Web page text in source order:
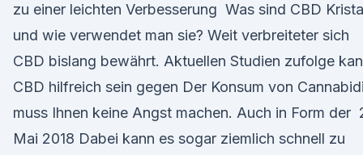
zu einer leichten Verbesserung Was sind CBD
und wie verwendet man sie? Weit verbreiteter sich
CBD bislang bewährt. Aktuellen Studien zufolge
CBD hilfreich sein gegen Der Konsum von
muss Ihnen keine Angst machen. Auch in Form der
Mai 2018 Dabei kann es sogar ziemlich schnell zu